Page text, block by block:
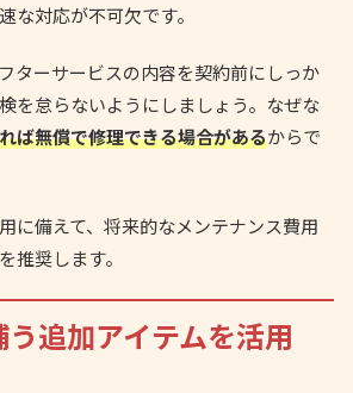
な対応が不可欠です。
ターサービスの内容を契約前にしっか
を怠らないようにしましょう。なぜな
ば無償で修理できる場合があるからで
に備えて、将来的なメンテナンス費用
推奨します。
追加アイテムを活用